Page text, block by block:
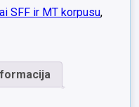
SFF ir MT korpusu,